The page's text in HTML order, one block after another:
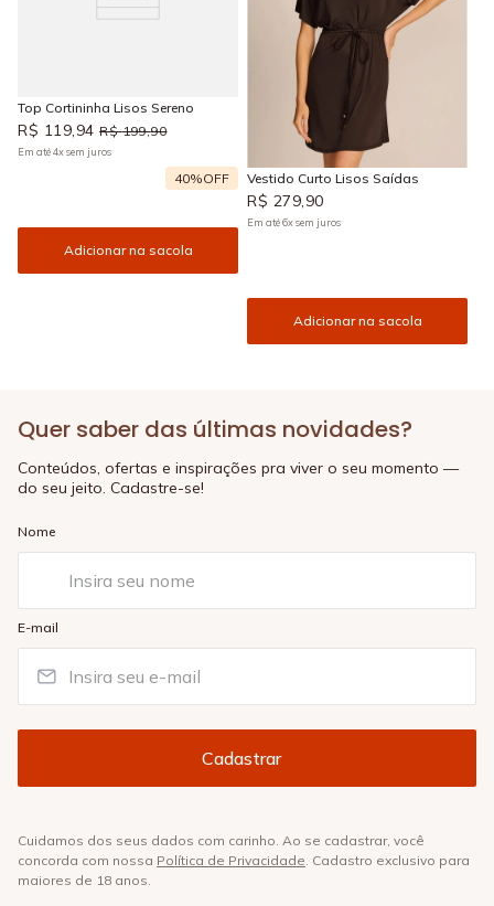
Top Cortininha Lisos Sereno
R$ 119,94 R$ 199,90
Em até4xsem juros
40%OFF
Adicionar na sacola
Vestido Curto Lisos Saídas
R$ 279,90
Em até6xsem juros
Adicionar na sacola
Quer saber das últimas novidades?
Conteúdos, ofertas e inspirações pra viver o seu momento —
do seu jeito. Cadastre-se!
Nome
E-mail
Cuidamos dos seus dados com carinho. Ao se cadastrar, você
concorda com nossa Política de Privacidade. Cadastro exclusivo para
maiores de 18 anos.